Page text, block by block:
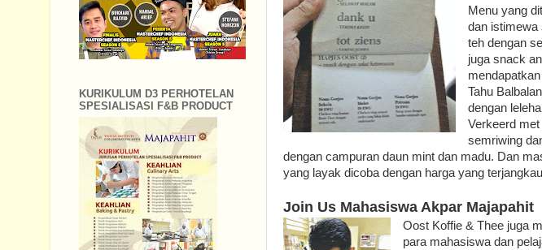
Menu yang
dan istimewa
teh dengan
juga snack
Tahu
dengan
Verkeerd
semriwing
dengan campuran daun mint dan madu. Dan
yang layak dicoba dengan harga yang
Join Us Mahasiswa Akpar Majapahit
Oost Koffie & Thee juga
para mahasiswa dan
KURIKULUM D3 PERHOTELAN
SPESIALISASI F&B PRODUCT